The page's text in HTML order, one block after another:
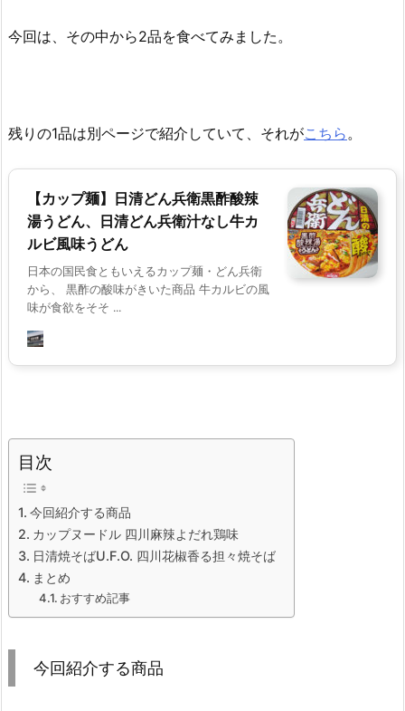
今回は、その中から2品を食べてみました。
残りの1品は別ページで紹介していて、それがこちら 。
【カップ麺】日清どん兵衛黒酢酸辣
湯うどん、日清どん兵衛汁なし牛カ
ルビ風味うどん
日本の国民食ともいえるカップ麺・どん兵衛
から、 黒酢の酸味がきいた商品 牛カルビの風
味が食欲をそそ ...
目次
今回紹介する商品
カップヌードル 四川麻辣よだれ鶏味
日清焼そばU.F.O. 四川花椒香る担々焼そば
まとめ
おすすめ記事
今回紹介する商品